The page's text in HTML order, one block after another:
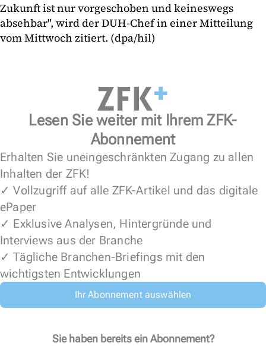
Zukunft ist nur vorgeschoben und keineswegs
absehbar", wird der DUH-Chef in einer Mitteilung
vom Mittwoch zitiert. (dpa/hil)
Lesen Sie weiter mit Ihrem ZFK-
Abonnement
Erhalten Sie uneingeschränkten Zugang zu allen
Inhalten der ZFK!
✓ Vollzugriff auf alle ZFK-Artikel und das digitale
ePaper
✓ Exklusive Analysen, Hintergründe und
Interviews aus der Branche
✓ Tägliche Branchen-Briefings mit den
wichtigsten Entwicklungen
Ihr Abonnement auswählen
Sie haben bereits ein Abonnement?